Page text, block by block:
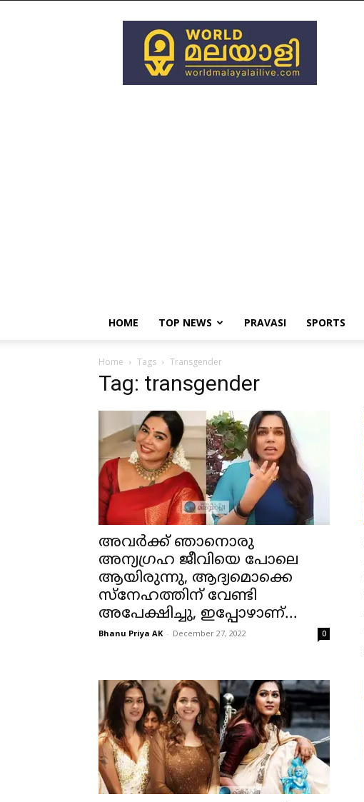
World
Malayali
Live
HOME TOP NEWS PRAVASI SPORTS
Home Tags Transgender
Tag: transgender
അവര്‍ക്ക് ഞാനൊരു
അന്യഗ്രഹ ജീവിയെ പോലെ
ആയിരുന്നു, ആദ്യമൊക്കെ
സ്‌നേഹത്തിന് വേണ്ടി
അപേക്ഷിച്ചു, ഇപ്പോഴാണ്...
Bhanu Priya AK - December 27, 2022 0